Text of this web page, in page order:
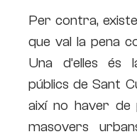
Per contra,
que val la pena
Una d’elles és
públics de Sant
així no haver de
masovers